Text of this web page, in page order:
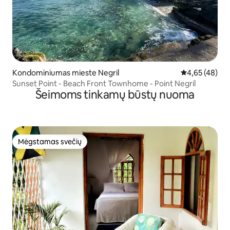
Kondominiumas mieste Negril Vidutinis
4,65 (48)
Sunset Point - Beach Front Townhome - Point Negril
Šeimoms tinkamų būstų nuoma
Mėgstamas svečių
Mėgstamas svečių